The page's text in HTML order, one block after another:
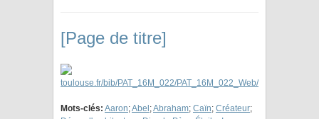
[Page de titre]
Mots-clés: Aaron;Abel ;Abraham; Caïn; Créateur;